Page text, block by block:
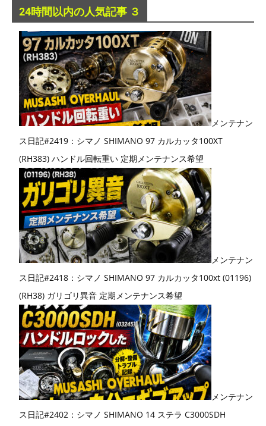
24時間以内の人気記事 ３
メンテナン
ス日記#2419：シマノ SHIMANO 97 カルカッタ100XT
(RH383) ハンドル回転重い 定期メンテナンス希望
メンテナン
ス日記#2418：シマノ SHIMANO 97 カルカッタ100xt (01196)
(RH38) ガリゴリ異音 定期メンテナンス希望
メンテナン
ス日記#2402：シマノ SHIMANO 14 ステラ C3000SDH